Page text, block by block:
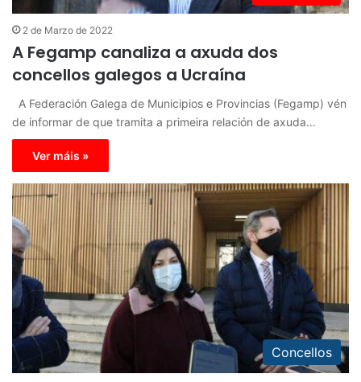
2 de Marzo de 2022
A Fegamp canaliza a axuda dos
concellos galegos a Ucraína
A Federación Galega de Municipios e Provincias (Fegamp) vén
de informar de que tramita a primeira relación de axuda…
Ver máis »
Concellos